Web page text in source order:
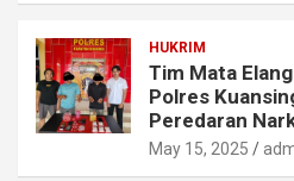
HUKRIM
Tim Mata
Polres
Peredaran
May 15, 2025